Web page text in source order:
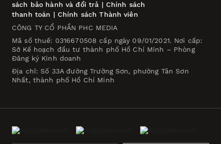
sách bảo hành và đổi trả | Chính sách
thanh toán | Chính sách Thành viên
CÔNG TY CỔ PHẦN PHC MEDIA
Mã số thuế: 0316670508 cấp ngày 09/01/2021. Nơi cấp:
Sở Kế hoạch đầu tư thành phố Hồ Chí Minh – Phòng
Đăng ký Kinh doanh
Địa chỉ: Số 33A đường Trường Sơn, phường Tân Sơn
Nhất, thành phố Hồ Chí Minh